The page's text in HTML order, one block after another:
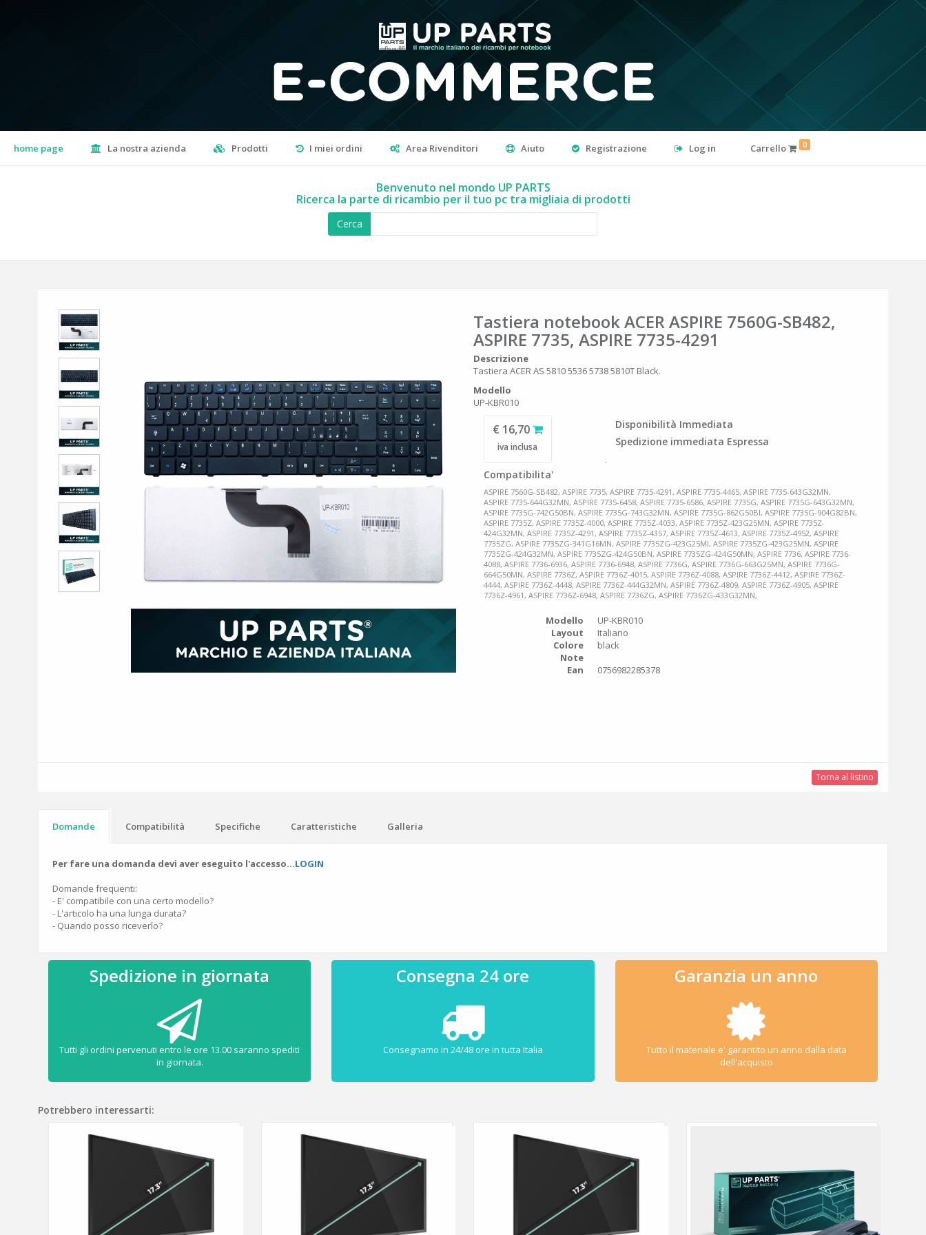
home page La nostra azienda Prodotti I miei ordini Area Rivenditori Aiuto Registrazione Log in Carrello 0
Benvenuto nel mondo UP PARTS
Ricerca la parte di ricambio per il tuo pc tra migliaia di prodotti
Cerca
Tastiera notebook ACER ASPIRE 7560G-SB482,
ASPIRE 7735, ASPIRE 7735-4291
Descrizione
Tastiera ACER AS 5810 5536 5738 5810T Black.
Modello
UP-KBR010
€ 16,70
iva inclusa
Disponibilità Immediata
Spedizione immediata Espressa
.
Compatibilita'
ASPIRE 7560G-SB482, ASPIRE 7735, ASPIRE 7735-4291, ASPIRE 7735-4465, ASPIRE 7735-643G32MN,
ASPIRE 7735-644G32MN, ASPIRE 7735-6458, ASPIRE 7735-6586, ASPIRE 7735G, ASPIRE 7735G-643G32MN,
ASPIRE 7735G-742G50BN, ASPIRE 7735G-743G32MN, ASPIRE 7735G-862G50BI, ASPIRE 7735G-904G82BN,
ASPIRE 7735Z, ASPIRE 7735Z-4000, ASPIRE 7735Z-4033, ASPIRE 7735Z-423G25MN, ASPIRE 7735Z-
424G32MN, ASPIRE 7735Z-4291, ASPIRE 7735Z-4357, ASPIRE 7735Z-4613, ASPIRE 7735Z-4952, ASPIRE
7735ZG, ASPIRE 7735ZG-341G16MN, ASPIRE 7735ZG-423G25MI, ASPIRE 7735ZG-423G25MN, ASPIRE
7735ZG-424G32MN, ASPIRE 7735ZG-424G50BN, ASPIRE 7735ZG-424G50MN, ASPIRE 7736, ASPIRE 7736-
4088, ASPIRE 7736-6936, ASPIRE 7736-6948, ASPIRE 7736G, ASPIRE 7736G-663G25MN, ASPIRE 7736G-
664G50MN, ASPIRE 7736Z, ASPIRE 7736Z-4015, ASPIRE 7736Z-4088, ASPIRE 7736Z-4412, ASPIRE 7736Z-
4444, ASPIRE 7736Z-4448, ASPIRE 7736Z-444G32MN, ASPIRE 7736Z-4809, ASPIRE 7736Z-4905, ASPIRE
7736Z-4961, ASPIRE 7736Z-6948, ASPIRE 7736ZG, ASPIRE 7736ZG-433G32MN,
Modello
UP-KBR010
Layout
Italiano
Colore
black
Note
Ean
0756982285378
Torna al listino
Domande Compatibilità Specifiche Caratteristiche Galleria
Per fare una domanda devi aver eseguito l'accesso...LOGIN
Domande frequenti:
- E' compatibile con una certo modello?
- L'articolo ha una lunga durata?
- Quando posso riceverlo?
Spedizione in giornata
Tutti gli ordini pervenuti entro le ore 13.00 saranno spediti
in giornata.
Consegna 24 ore
Consegnamo in 24/48 ore in tutta Italia
Garanzia un anno
Tutto il materiale e' garantito un anno dalla data
dell'acquisto
Potrebbero interessarti: